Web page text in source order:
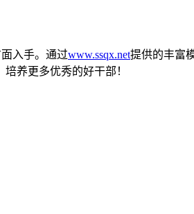
入手。通过www.ssqx.net提供的丰富
养更多优秀的好干部！